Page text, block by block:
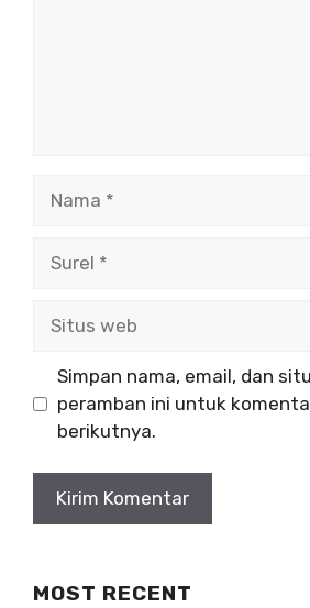
Simpan nama, email, dan
peramban ini untuk
berikutnya.
MOST RECENT